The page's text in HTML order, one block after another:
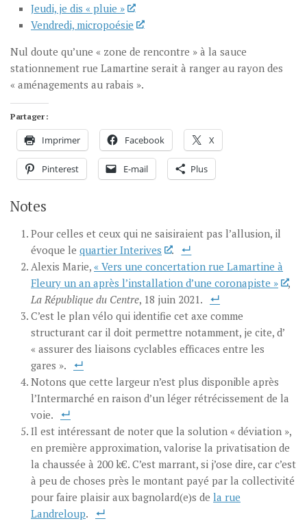
Jeudi, je dis « pluie »
Vendredi, micropoésie
Nul doute qu’une « zone de rencontre » à la sauce
stationnement rue Lamartine serait à ranger au rayon des
« aménagements au rabais ».
Partager :
Imprimer Facebook X
Pinterest E-mail Plus
Notes
Pour celles et ceux qui ne saisiraient pas l’allusion, il
évoque le quartier Interives
.
Alexis Marie, « Vers une concertation rue Lamartine à
Fleury un an après l’installation d’une coronapiste »
,
La République du Centre, 18 juin 2021.
C’est le plan vélo qui identifie cet axe comme
structurant car il doit permettre notamment, je cite, d’
« assurer des liaisons cyclables efficaces entre les
gares ».
Notons que cette largeur n’est plus disponible après
l’Intermarché en raison d’un léger rétrécissement de la
voie.
Il est intéressant de noter que la solution « déviation »,
en première approximation, valorise la privatisation de
la chaussée à 200 k€. C’est marrant, si j’ose dire, car c’est
à peu de choses près le montant payé par la collectivité
pour faire plaisir aux bagnolard(e)s de la rue
Landreloup.